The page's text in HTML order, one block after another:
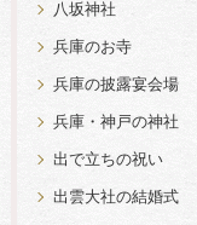
八坂神社
兵庫のお寺
兵庫の披露宴会場
兵庫・神戸の神社
出で立ちの祝い
出雲大社の結婚式